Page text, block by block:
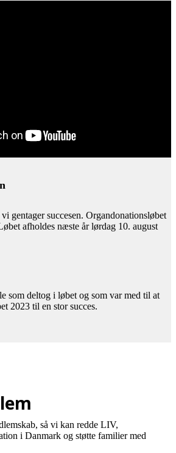
gentager succesen. Organdonationsløbet
afholdes næste år lørdag 10. august
som deltog i løbet og som var med til at
2023 til en stor succes.
så vi kan redde LIV,
i Danmark og støtte familier med